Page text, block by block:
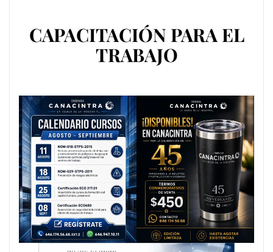
CAPACITACIÓN PARA EL
TRABAJO